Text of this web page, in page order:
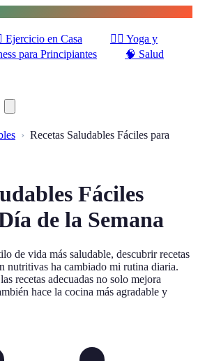
Ejercicio en Casa 🧘‍♀️ Yoga y
para Principiantes 🧠 Salud
Recetas Saludables Fáciles para
Fáciles
de la Semana
de vida más saludable, descubrir recetas
nutritivas ha cambiado mi rutina diaria.
recetas adecuadas no solo mejora
hace la cocina más agradable y